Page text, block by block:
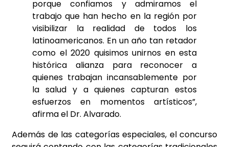
porque confiamos y admiramos el
trabajo que han hecho en la región por
visibilizar la realidad de todos los
latinoamericanos. En un año tan retador
como el 2020 quisimos unirnos en esta
histórica alianza para reconocer a
quienes trabajan incansablemente por
la salud y a quienes capturan estos
esfuerzos en momentos artísticos”,
afirma el Dr. Alvarado.
Además de las categorías especiales, el concurso